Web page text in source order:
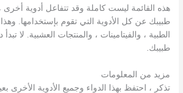
هذه القائمة ليست كاملة وقد تتفاعل أدوية أخرى
طبيبك عن كل الأدوية التي تقوم بإستخدامها.
الطبية ، والفيتامينات ، والمنتجات العشبية. لا
طبيبك.
مزيد من المعلومات
تذكر ، احتفظ بهذا الدواء وجميع الأدوية الأخرى